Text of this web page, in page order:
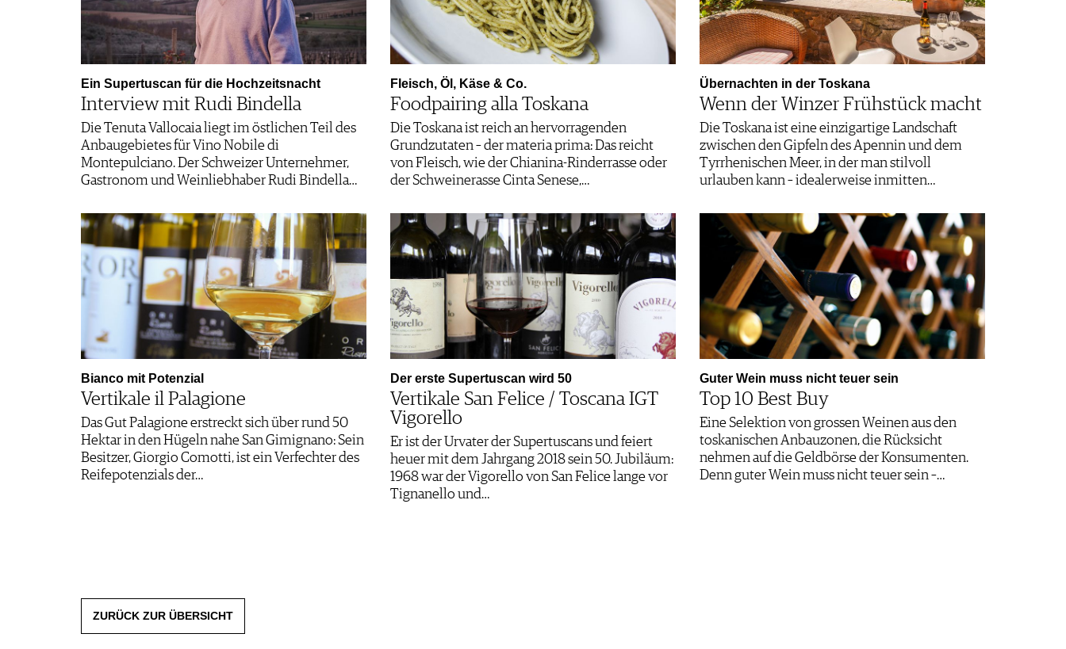
Ein Supertuscan für die Hochzeitsnacht
Interview mit Rudi Bindella
Die Tenuta Vallocaia liegt im östlichen Teil des
Anbaugebietes für Vino Nobile di
Montepulciano. Der Schweizer Unternehmer,
Gastronom und Weinliebhaber Rudi Bindella…
Fleisch, Öl, Käse & Co.
Foodpairing alla Toskana
Die Toskana ist reich an hervorragenden
Grundzutaten – der materia prima: Das reicht
von Fleisch, wie der Chianina-Rinderrasse oder
der Schweinerasse Cinta Senese,…
Übernachten in der Toskana
Wenn der Winzer Frühstück macht
Die Toskana ist eine einzigartige Landschaft
zwischen den Gipfeln des Apennin und dem
Tyrrhenischen Meer, in der man stilvoll
urlauben kann – idealerweise inmitten…
Bianco mit Potenzial
Vertikale il Palagione
Das Gut Palagione erstreckt sich über rund 50
Hektar in den Hügeln nahe San Gimignano: Sein
Besitzer, Giorgio Comotti, ist ein Verfechter des
Reifepotenzials der…
Der erste Supertuscan wird 50
Vertikale San Felice / Toscana IGT
Vigorello
Er ist der Urvater der Supertuscans und feiert
heuer mit dem Jahrgang 2018 sein 50. Jubiläum:
1968 war der Vigorello von San Felice lange vor
Tignanello und…
Guter Wein muss nicht teuer sein
Top 10 Best Buy
Eine Selektion von grossen Weinen aus den
toskanischen Anbauzonen, die Rücksicht
nehmen auf die Geldbörse der Konsumenten.
Denn guter Wein muss nicht teuer sein –…
ZURÜCK ZUR ÜBERSICHT